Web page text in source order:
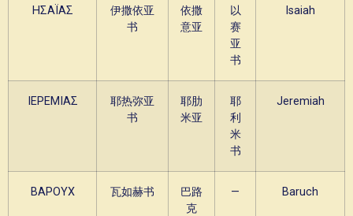
ΗΣΑΪΑΣ
伊撒依亚
书
依撒
意亚
以
赛
亚
书
Isaiah
ΙΕΡΕΜΙΑΣ
耶热弥亚
书
耶肋
米亚
耶
利
米
书
Jeremiah
ΒΑΡΟΥΧ 瓦如赫书
巴路
克
— Baruch